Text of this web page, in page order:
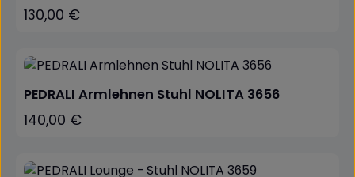
Regulärer Preis:
130,00 €
PEDRALI Armlehnen Stuhl NOLITA 3656
Regulärer Preis:
140,00 €